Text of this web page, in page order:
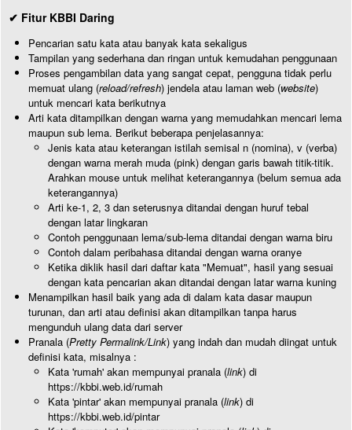
✔ Fitur KBBI Daring
Pencarian satu kata atau banyak kata sekaligus
Tampilan yang sederhana dan ringan untuk kemudahan penggunaan
Proses pengambilan data yang sangat cepat, pengguna tidak perlu
memuat ulang (reload/refresh) jendela atau laman web (website)
untuk mencari kata berikutnya
Arti kata ditampilkan dengan warna yang memudahkan mencari lema
maupun sub lema. Berikut beberapa penjelasannya:
Jenis kata atau keterangan istilah semisal n (nomina), v (verba)
dengan warna merah muda (pink) dengan garis bawah titik-titik.
Arahkan mouse untuk melihat keterangannya (belum semua ada
keterangannya)
Arti ke-1, 2, 3 dan seterusnya ditandai dengan huruf tebal
dengan latar lingkaran
Contoh penggunaan lema/sub-lema ditandai dengan warna biru
Contoh dalam peribahasa ditandai dengan warna oranye
Ketika diklik hasil dari daftar kata "Memuat", hasil yang sesuai
dengan kata pencarian akan ditandai dengan latar warna kuning
Menampilkan hasil baik yang ada di dalam kata dasar maupun
turunan, dan arti atau definisi akan ditampilkan tanpa harus
mengunduh ulang data dari server
Pranala (Pretty Permalink/Link) yang indah dan mudah diingat untuk
definisi kata, misalnya :
Kata 'rumah' akan mempunyai pranala (link) di
https://kbbi.web.id/rumah
Kata 'pintar' akan mempunyai pranala (link) di
https://kbbi.web.id/pintar